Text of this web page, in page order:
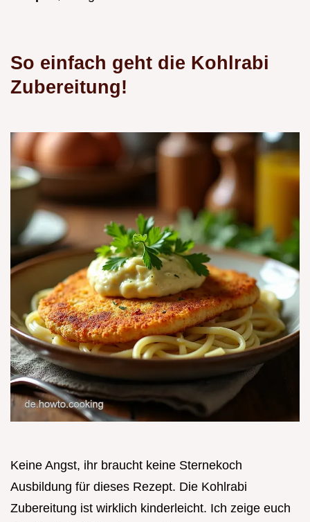
So einfach geht die Kohlrabi
Zubereitung!
Keine Angst, ihr braucht keine Sternekoch
Ausbildung für dieses Rezept. Die Kohlrabi
Zubereitung ist wirklich kinderleicht. Ich zeige euch